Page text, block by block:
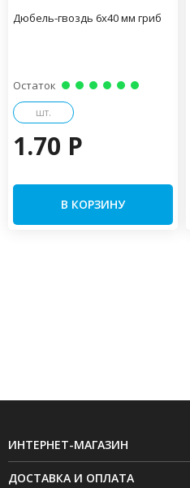
Дюбель-гвоздь 6х40 мм гриб
Остаток
шт.
1.70 P
В КОРЗИНУ
ИНТЕРНЕТ-МАГАЗИН
ДОСТАВКА И ОПЛАТА